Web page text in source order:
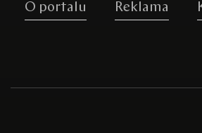
O portalu Reklama